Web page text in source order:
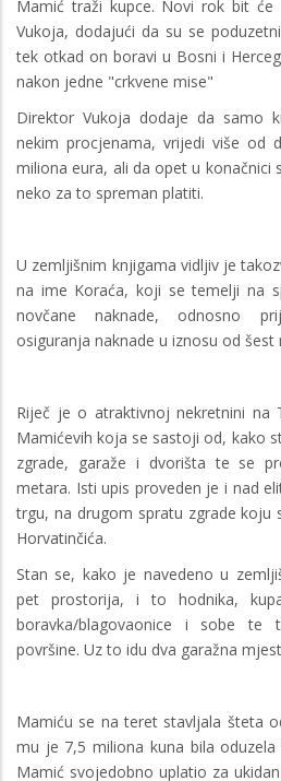
Mamić traži kupce. Novi rok bit
Vukoja, dodajući da su se
tek otkad on boravi u Bosni i
nakon jedne "crkvene mise"
Direktor Vukoja dodaje da samo
nekim procjenama, vrijedi više od
miliona eura, ali da opet u konačnici
neko za to spreman platiti.
U zemljišnim knjigama vidljiv je
na ime Koraća, koji se temelji na
novčane naknade, odnosno
osiguranja naknade u iznosu od šest
Riječ je o atraktivnoj nekretnini na
Mamićevih koja se sastoji od, kako
zgrade, garaže i dvorišta te se
metara. Isti upis proveden je i nad
trgu, na drugom spratu zgrade koju
Horvatinčića.
Stan se, kako je navedeno u
pet prostorija, i to hodnika,
boravka/blagovaonice i sobe te
površine. Uz to idu dva garažna
Mamiću se na teret stavljala šteta
mu je 7,5 miliona kuna bila
Mamić svojedobno uplatio za